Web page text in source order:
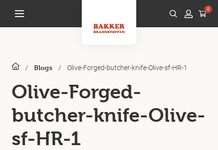
0
/ Blogs / Olive-Forged-butcher-knife-Olive-sf-HR-1
Olive-Forged-
butcher-knife-Olive-
sf-HR-1